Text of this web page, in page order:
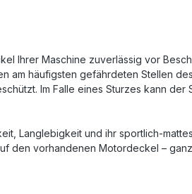
Ihrer Maschine zuverlässig vor
am häufigsten gefährdeten Stellen
Im Falle eines Sturzes kann der
Langlebigkeit und ihr sportlich-
den vorhandenen Motordeckel –